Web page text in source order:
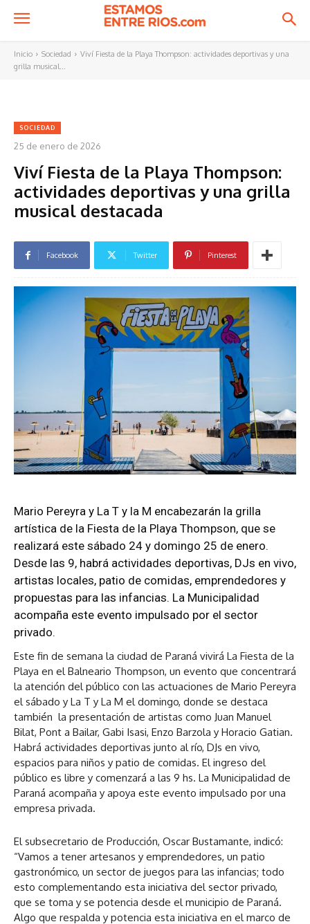
Inicio Sociedad
Viví Fiesta de la Playa Thompson: actividades deportivas y una
grilla musical...
SOCIEDAD
25 de enero de 2026
Viví Fiesta de la Playa Thompson:
actividades deportivas y una grilla
musical destacada
Facebook Twitter Pinterest
Mario Pereyra y La T y la M encabezarán la grilla
artística de la Fiesta de la Playa Thompson, que se
realizará este sábado 24 y domingo 25 de enero.
Desde las 9, habrá actividades deportivas, DJs en vivo,
artistas locales, patio de comidas, emprendedores y
propuestas para las infancias. La Municipalidad
acompaña este evento impulsado por el sector
privado.
Este fin de semana la ciudad de Paraná vivirá La Fiesta de la
Playa en el Balneario Thompson, un evento que concentrará
la atención del público con las actuaciones de Mario Pereyra
el sábado y La T y La M el domingo, donde se destaca
también la presentación de artistas como Juan Manuel
Bilat, Pont a Bailar, Gabi Isasi, Enzo Barzola y Horacio Gatian.
Habrá actividades deportivas junto al río, DJs en vivo,
espacios para niños y patio de comidas. El ingreso del
público es libre y comenzará a las 9 hs. La Municipalidad de
Paraná acompaña y apoya este evento impulsado por una
empresa privada.
El subsecretario de Producción, Oscar Bustamante, indicó:
“Vamos a tener artesanos y emprendedores, un patio
gastronómico, un sector de juegos para las infancias; todo
esto complementando esta iniciativa del sector privado,
que se toma y se potencia desde el municipio de Paraná.
Algo que respalda y potencia esta iniciativa en el marco de